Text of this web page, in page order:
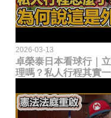
2026-03-13
卓榮泰日本看球行｜
理嗎？私人行程其實